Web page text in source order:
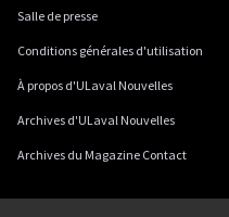
Salle de presse
Conditions générales d'utilisation
À propos d'ULaval Nouvelles
Archives d'ULaval Nouvelles
Archives du Magazine Contact